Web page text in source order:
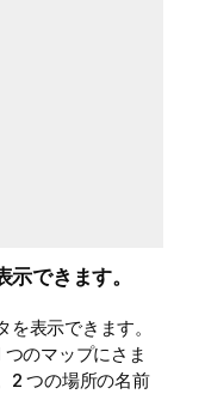
できます。
表示できます。
のマップにさま
2 つの場所の名前